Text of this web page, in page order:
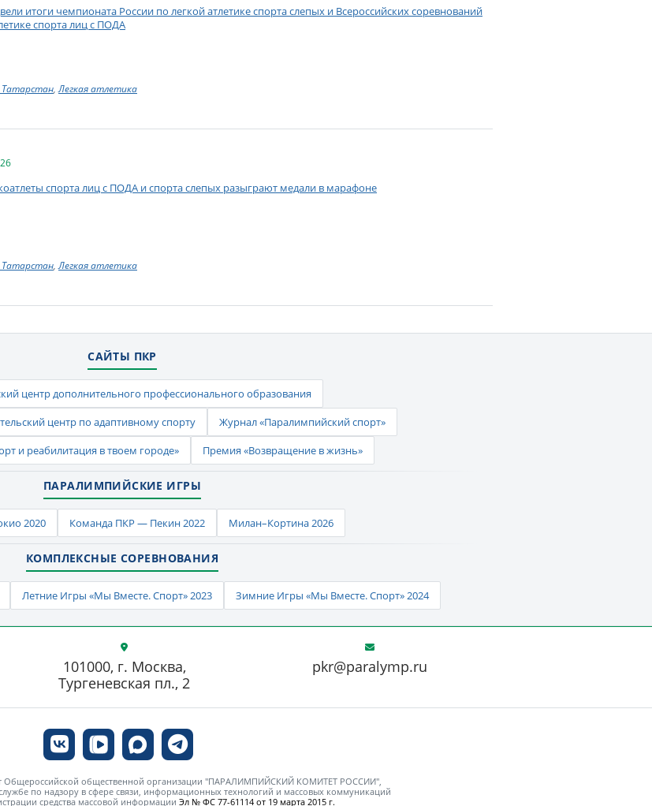
итоги чемпионата России по легкой атлетике спорта слепых и Всероссийских соревнований
спорта лиц с ПОДА
Татарстан,Легкая атлетика
спорта лиц с ПОДА и спорта слепых разыграют медали в марафоне
Татарстан,Легкая атлетика
САЙТЫ ПКР
центр дополнительного профессионального образования
центр по адаптивному спорту
Журнал «Паралимпийский спорт»
и реабилитация в твоем городе»
Премия «Возвращение в жизнь»
ПАРАЛИМПИЙСКИЕ ИГРЫ
2020 Команда ПКР — Пекин 2022 Милан–Кортина 2026
КОМПЛЕКСНЫЕ СОРЕВНОВАНИЯ
Летние Игры «Мы Вместе. Спорт» 2023 Зимние Игры «Мы Вместе. Спорт» 2024
pkr@paralymp.ru
101000, г. Москва,
Тургеневская пл., 2
Общероссийской общественной организации "ПАРАЛИМПИЙСКИЙ КОМИТЕТ РОССИИ",
по надзору в сфере связи, информационных технологий и массовых коммуникаций
средства массовой информации Эл № ФС 77-61114 от 19 марта 2015 г.